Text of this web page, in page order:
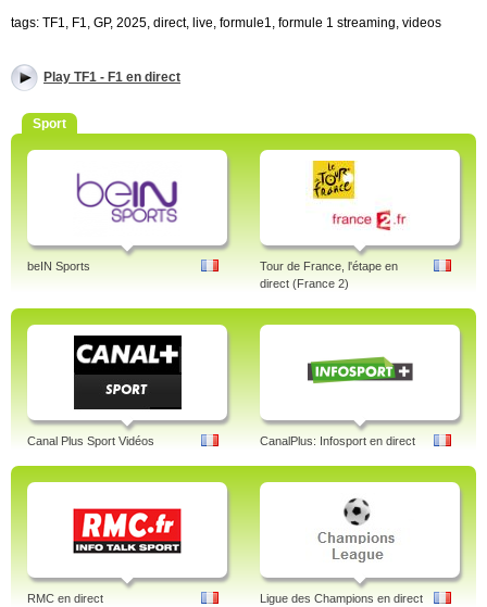
tags: TF1, F1, GP, 2025, direct, live, formule1, formule 1 streaming, videos
Play TF1 - F1 en direct
Sport
beIN Sports
Tour de France, l'étape en
direct (France 2)
Canal Plus Sport Vidéos CanalPlus: Infosport en direct
RMC en direct Ligue des Champions en direct